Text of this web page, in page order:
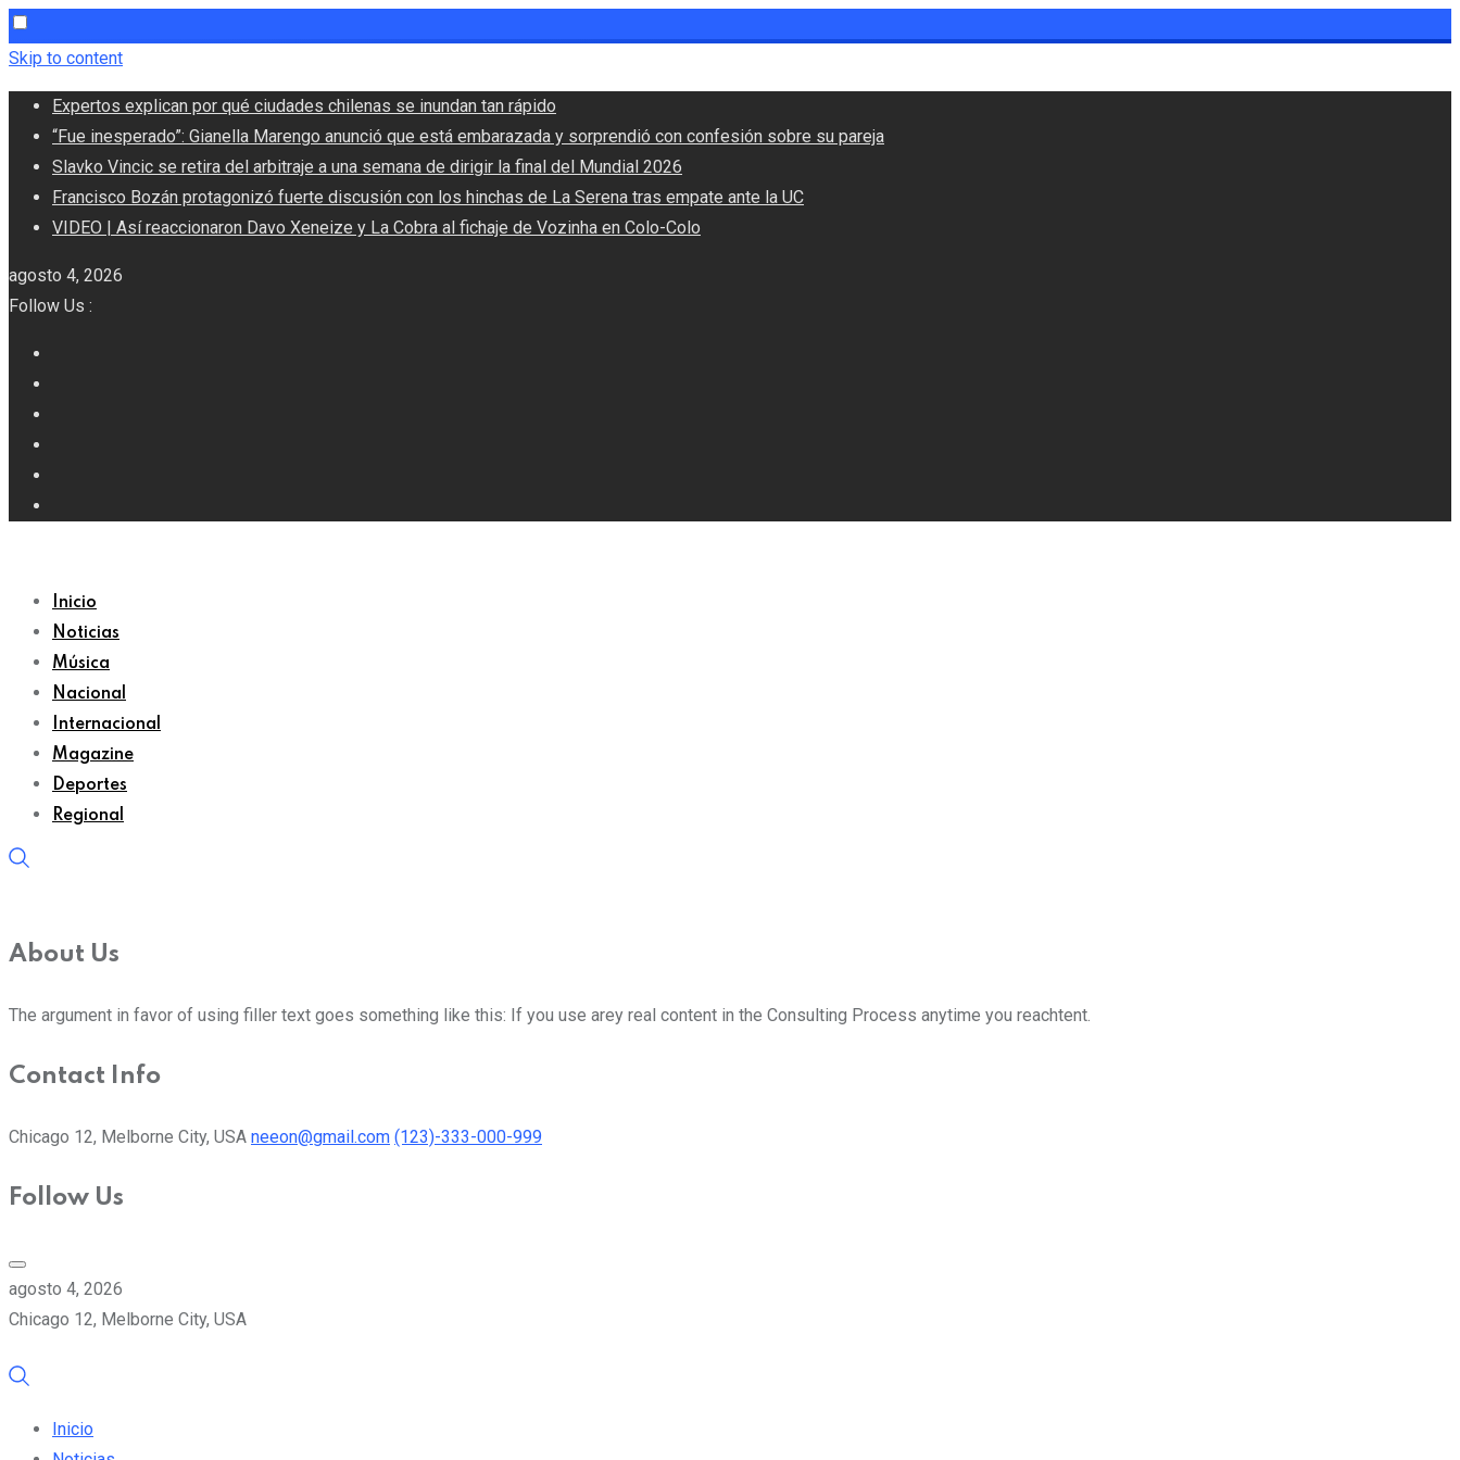
Skip to content
Expertos explican por qué ciudades chilenas se inundan tan rápido
“Fue inesperado”: Gianella Marengo anunció que está embarazada y sorprendió con confesión sobre su pareja
Slavko Vincic se retira del arbitraje a una semana de dirigir la final del Mundial 2026
Francisco Bozán protagonizó fuerte discusión con los hinchas de La Serena tras empate ante la UC
VIDEO | Así reaccionaron Davo Xeneize y La Cobra al fichaje de Vozinha en Colo-Colo
agosto 4, 2026
Follow Us :
Inicio
Noticias
Música
Nacional
Internacional
Magazine
Deportes
Regional
About Us
The argument in favor of using filler text goes something like this: If you use arey real content in the Consulting Process anytime you reachtent.
Contact Info
Chicago 12, Melborne City, USA neeon@gmail.com (123)-333-000-999
Follow Us
agosto 4, 2026
Chicago 12, Melborne City, USA
Inicio